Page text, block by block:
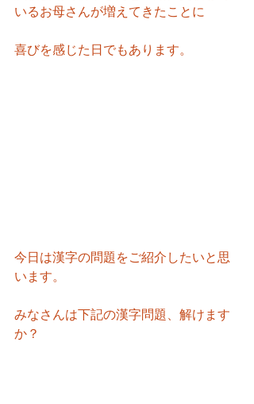
いるお母さんが増えてきたことに
喜びを感じた日でもあります。
今日は漢字の問題をご紹介したいと思
います。
みなさんは下記の漢字問題、解けます
か？